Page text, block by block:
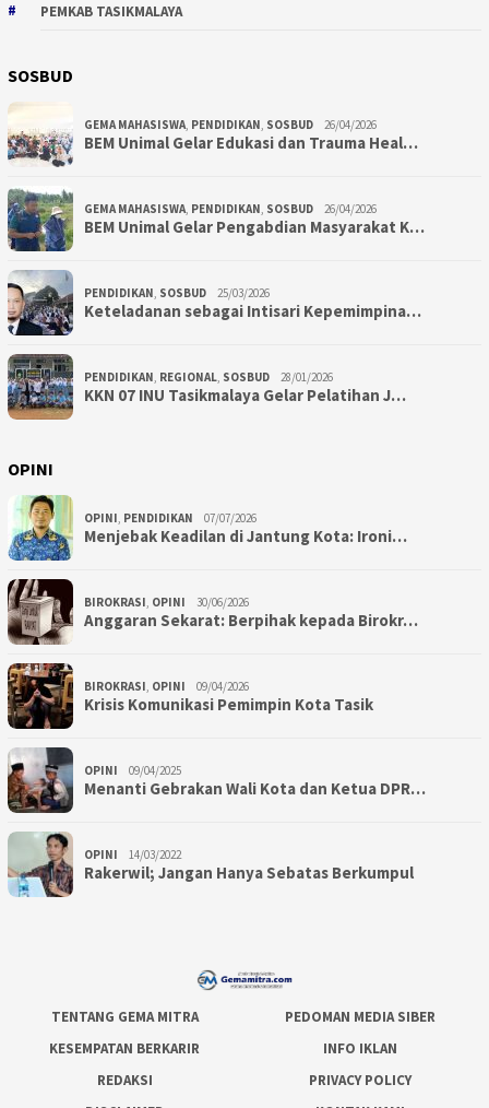
PEMKAB TASIKMALAYA
SOSBUD
GEMA MAHASISWA PENDIDIKAN SOSBUD 26/04/2026
BEM Unimal Gelar Edukasi dan Trauma Heal…
GEMA MAHASISWA PENDIDIKAN SOSBUD 26/04/2026
BEM Unimal Gelar Pengabdian Masyarakat K…
PENDIDIKAN SOSBUD 25/03/2026
Keteladanan sebagai Intisari Kepemimpina…
PENDIDIKAN REGIONAL SOSBUD 28/01/2026
KKN 07 INU Tasikmalaya Gelar Pelatihan J…
OPINI
OPINI PENDIDIKAN 07/07/2026
Menjebak Keadilan di Jantung Kota: Ironi…
BIROKRASI OPINI 30/06/2026
Anggaran Sekarat: Berpihak kepada Birokr…
BIROKRASI OPINI 09/04/2026
Krisis Komunikasi Pemimpin Kota Tasik
OPINI 09/04/2025
Menanti Gebrakan Wali Kota dan Ketua DPR…
OPINI 14/03/2022
Rakerwil; Jangan Hanya Sebatas Berkumpul
TENTANG GEMA MITRA
PEDOMAN MEDIA SIBER
KESEMPATAN BERKARIR
INFO IKLAN
REDAKSI
PRIVACY POLICY